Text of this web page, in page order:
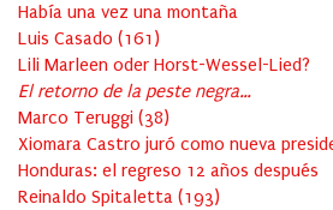
Había una vez una montaña
Luis Casado (161 )
Lili Marleen oder Horst-Wessel-Lied?
El retorno de la peste negra…
Marco Teruggi (38)
Xiomara Castro juró como nueva
Honduras: el regreso 12 años después
Reinaldo Spitaletta (193)